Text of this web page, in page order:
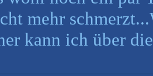
mehr
kann ich über